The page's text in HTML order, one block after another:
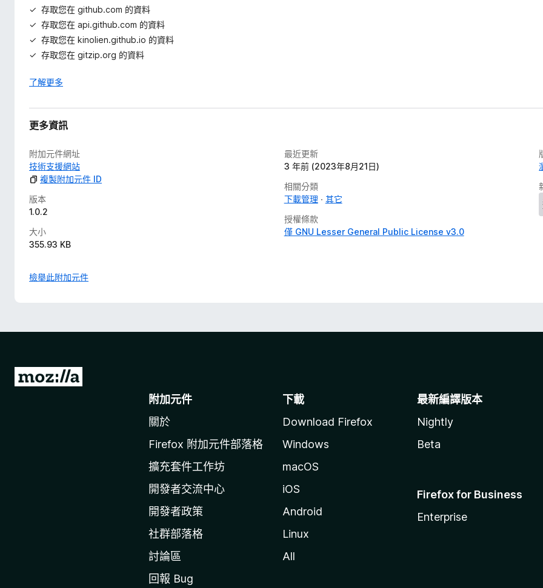
存取您在 github.com 的資料
存取您在 api.github.com 的資料
存取您在 kinolien.github.io 的資料
存取您在 gitzip.org 的資料
了解更多
更多資訊
附加元件網址
技術支援網站
複製附加元件 ID
版本
1.0.2
大小
355.93 KB
最近更新
3 年前 (2023年8月21日)
相關分類
下載管理
其它
授權條款
僅 GNU Lesser General Public License v3.0
檢舉此附加元件
前
附加元件
關於
Firefox 附加元件部落格
擴充套件工作坊
開發者交流中心
開發者政策
社群部落格
討論區
回報 Bug
下載
Download Firefox
Windows
macOS
iOS
Android
Linux
All
最新編譯版本
Nightly
Beta
Firefox for Business
Enterprise